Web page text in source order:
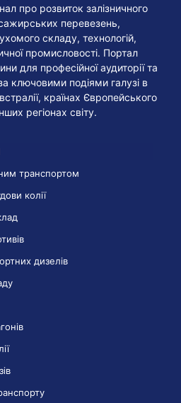
про розвиток залізничного
перевезень,
складу, технологій,
промисловості. Портал
для професійної аудиторії та
ключовими подіями галузі в
країнах Європейського
регіонах світу.
транспортом
колії
дизелів